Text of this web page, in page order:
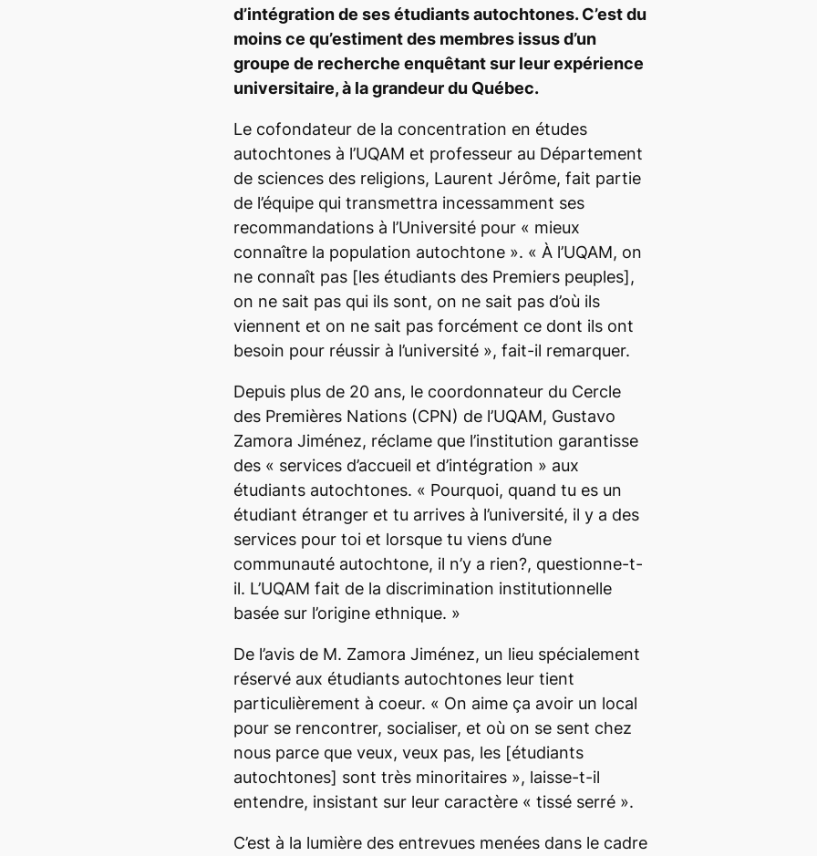
d’intégration de ses étudiants autochtones. C’est du
moins ce qu’estiment des membres issus d’un
groupe de recherche enquêtant sur leur expérience
universitaire, à la grandeur du Québec.
Le cofondateur de la concentration en études
autochtones à l’UQAM et professeur au Département
de sciences des religions, Laurent Jérôme, fait partie
de l’équipe qui transmettra incessamment ses
recommandations à l’Université pour « mieux
connaître la population autochtone ». « À l’UQAM, on
ne connaît pas [les étudiants des Premiers peuples],
on ne sait pas qui ils sont, on ne sait pas d’où ils
viennent et on ne sait pas forcément ce dont ils ont
besoin pour réussir à l’université », fait-il remarquer.
Depuis plus de 20 ans, le coordonnateur du Cercle
des Premières Nations (CPN) de l’UQAM, Gustavo
Zamora Jiménez, réclame que l’institution garantisse
des « services d’accueil et d’intégration » aux
étudiants autochtones. « Pourquoi, quand tu es un
étudiant étranger et tu arrives à l’université, il y a des
services pour toi et lorsque tu viens d’une
communauté autochtone, il n’y a rien?, questionne-t-
il. L’UQAM fait de la discrimination institutionnelle
basée sur l’origine ethnique. »
De l’avis de M. Zamora Jiménez, un lieu spécialement
réservé aux étudiants autochtones leur tient
particulièrement à coeur. « On aime ça avoir un local
pour se rencontrer, socialiser, et où on se sent chez
nous parce que veux, veux pas, les [étudiants
autochtones] sont très minoritaires », laisse-t-il
entendre, insistant sur leur caractère « tissé serré ».
C’est à la lumière des entrevues menées dans le cadre